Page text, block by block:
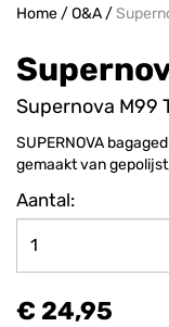
Home/O&A/
Supernova M99
SUPERNOVA
gemaakt van
Aantal:
€ 24,95